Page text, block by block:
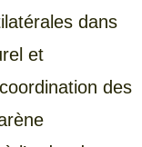
dans
et
des